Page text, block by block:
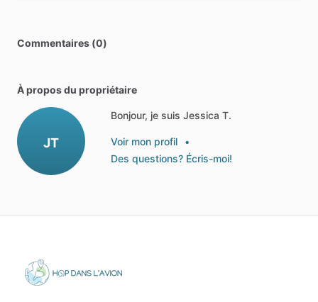
Commentaires (0)
À propos du propriétaire
JT
Bonjour, je suis Jessica T.
Voir mon profil
•
Des questions? Écris-moi!